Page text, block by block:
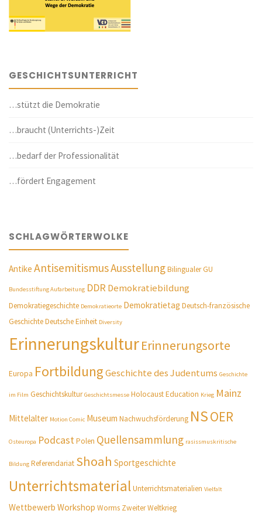
GESCHICHTSUNTERRICHT
…stützt die Demokratie
…braucht (Unterrichts-)Zeit
…bedarf der Professionalität
…fördert Engagement
SCHLAGWÖRTERWOLKE
Antike AntisemitismusAusstellungBilingualer GU
Bundesstiftung Aufarbeitung DDR Demokratiebildung
Demokratiegeschichte Demokratieorte Demokratietag Deutsch-französische
GeschichteDeutsche Einheit Diversity
ErinnerungskulturErinnerungsorte
Europa Fortbildung Geschichte des Judentums Geschichte
im Film Geschichtskultur Geschichtsmesse Holocaust Education Krieg Mainz
Mittelalter Motion Comic Museum Nachwuchsförderung NSOER
Osteuropa PodcastPolen Quellensammlung rasissmuskritische
Bildung Referendariat Shoah Sportgeschichte
UnterrichtsmaterialUnterrichtsmaterialien Vielfalt
Wettbewerb Workshop Worms Zweiter Weltkrieg